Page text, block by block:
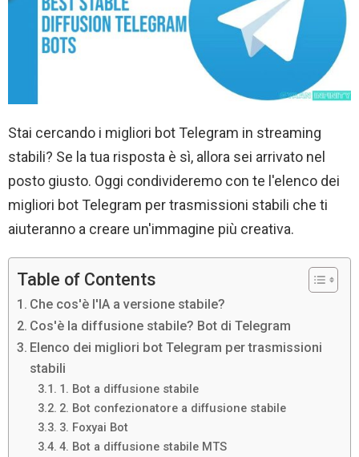
Stai cercando i migliori bot Telegram in streaming
stabili? Se la tua risposta è sì, allora sei arrivato nel
posto giusto. Oggi condivideremo con te l'elenco dei
migliori bot Telegram per trasmissioni stabili che ti
aiuteranno a creare un'immagine più creativa.
Table of Contents
Che cos'è l'IA a versione stabile?
Cos'è la diffusione stabile? Bot di Telegram
Elenco dei migliori bot Telegram per trasmissioni
stabili
1. Bot a diffusione stabile
2. Bot confezionatore a diffusione stabile
3. Foxyai Bot
4. Bot a diffusione stabile MTS